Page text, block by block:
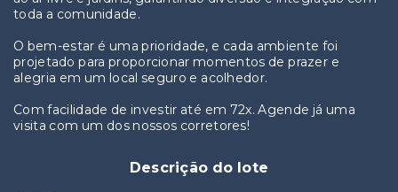
toda a comunidade.
O bem-estar é uma prioridade, e cada ambiente foi
projetado para proporcionar momentos de prazer e
alegria em um local seguro e acolhedor.
Com facilidade de investir até em 72x. Agende já uma
visita com um dos nossos corretores!
Descrição do lote